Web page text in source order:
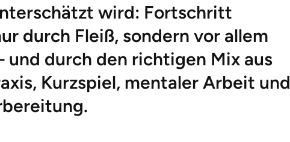
wird: Fortschritt
durch Fleiß, sondern vor allem
und durch den richtigen Mix aus
Kurzspiel, mentaler Arbeit und